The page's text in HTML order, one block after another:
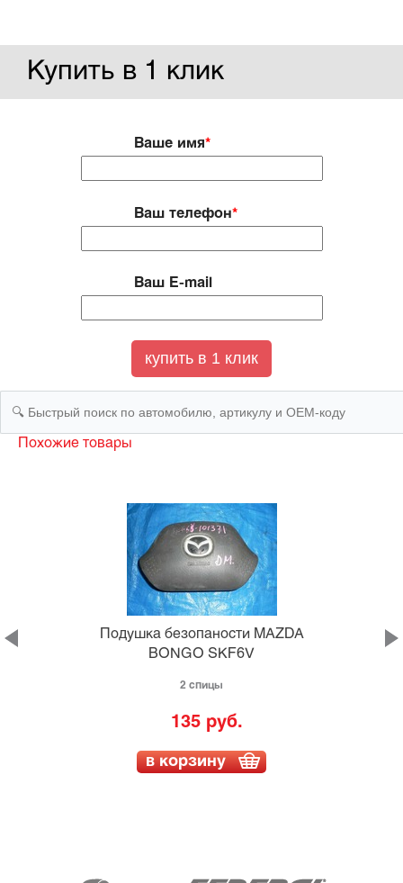
Купить в 1 клик
Ваше имя*
Ваш телефон*
Ваш E-mail
Похожие товары
Подушка безопаности MAZDA
BONGO SKF6V
2 спицы
135 руб.
в корзину